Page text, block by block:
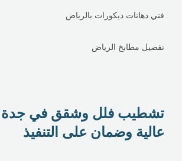
فني دهانات ديكورات بالرياض
تفصيل مطابخ الرياض
تشطيب فلل وشقق في جدة
عالية وضمان على التنفيذ